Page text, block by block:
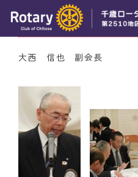
トピックス
活動報告
理事会報告
スケジュール
6月9日（木） お客様紹
大西 信也 副会長